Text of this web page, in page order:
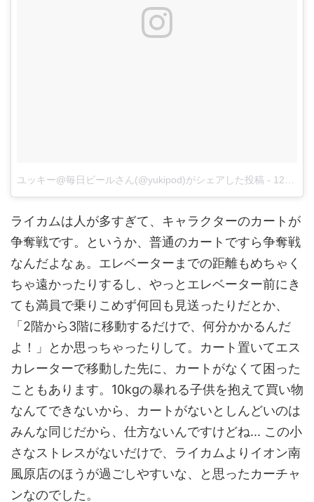
ユッキー@毎日ビールさん(@yukipod)がシェアした投稿 - 12月 18, 2017 at 7:40午後 PST
ライカムは人が多すぎて、キャラクターのカートが
争奪戦です。というか、普通のカートですら争奪戦
なんだよなぁ。エレベーターまでの距離もめちゃく
ちゃ遠かったりするし、やっとエレベーター前にき
ても満員で乗りこめず何回も見送ったりだとか、
「2階から3階に移動するだけで、何分かかるんだ
よ！」とか思っちゃったりして。カート置いてエス
カレーターで移動した先に、カートがなくて困った
こともあります。10kgの暴れる子供を抱えて買い物
なんてできないから、カートがないとしんどいのは
みんな同じだから、仕方ないんですけどね... この小
さなストレスがないだけで、ライカムよりイオン南
風原店のほうが過ごしやすいな、と思ったカーチャ
ンなのでした。